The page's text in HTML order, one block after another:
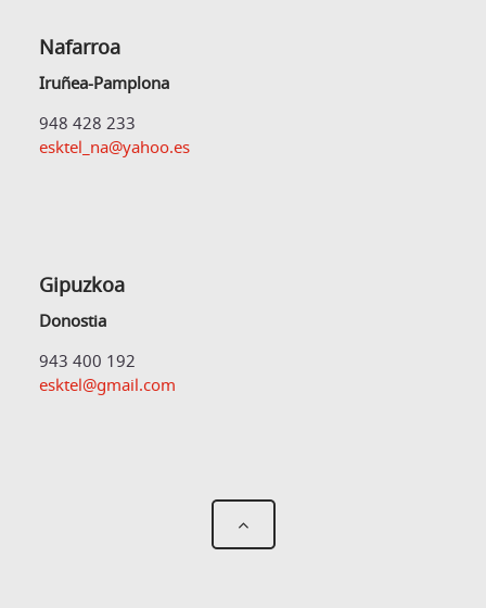
Nafarroa
Iruñea-Pamplona
948 428 233
esktel_na@yahoo.es
Gipuzkoa
Donostia
943 400 192
esktel@gmail.com